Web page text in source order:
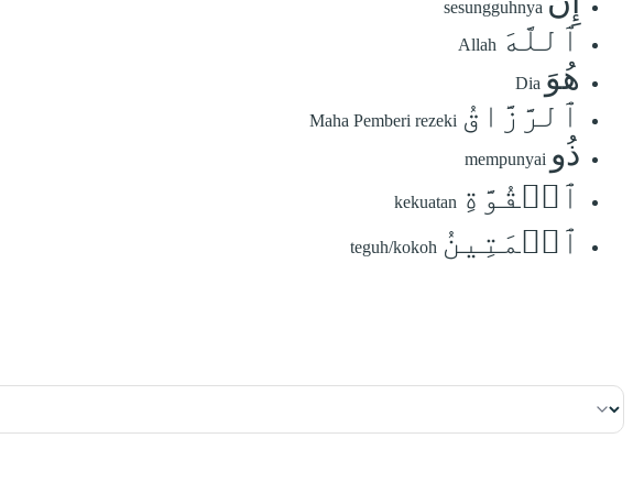
sesungguhnya
ٱللَّهَ Allah
هُوَ Dia
ٱلرَّزَّاقُ Maha Pemberi rezeki
ذُو mempunyai
ٱلۡقُوَّةِ kekuatan
ٱلۡمَتِينُ teguh/kokoh